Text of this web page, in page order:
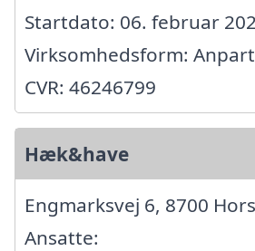
Startdato: 06. februar
Virksomhedsform:
CVR: 46246799
Hæk&have
Engmarksvej 6, 8700
Ansatte: